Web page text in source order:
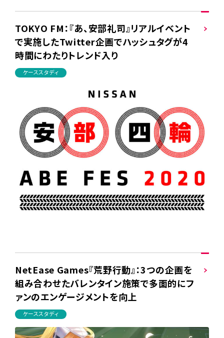
TOKYO FM：『あ、安部礼司』リアルイベント
で実施したTwitter企画でハッシュタグが4
時間にわたりトレンド入り
ケーススタディ
NetEase Games『荒野行動』：3つの企画を
組み合わせたバレンタイン施策で多面的にフ
ァンのエンゲージメントを向上
ケーススタディ